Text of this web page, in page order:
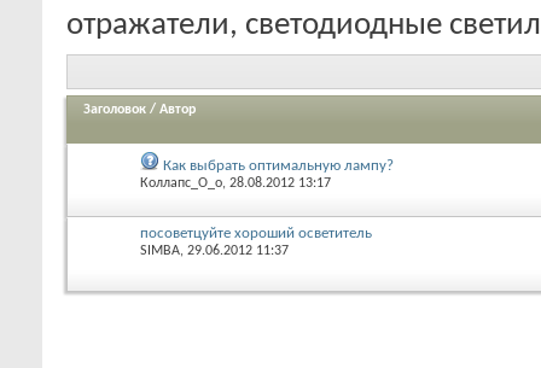
отражатели, светодиодные
Заголовок / Автор
Как выбрать оптимальную лампу?
Коллапс_О_о, 28.08.2012 13:17
посоветцуйте хороший осветитель
SIMBA, 29.06.2012 11:37